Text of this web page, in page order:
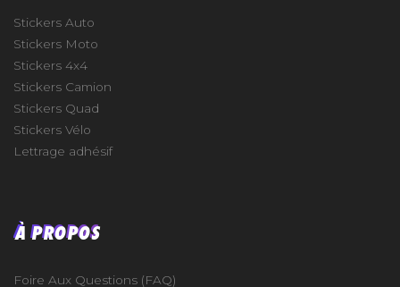
Stickers Auto
Stickers Moto
Stickers 4x4
Stickers Camion
Stickers Quad
Stickers Vélo
Lettrage adhésif
À PROPOS
Foire Aux Questions (FAQ)